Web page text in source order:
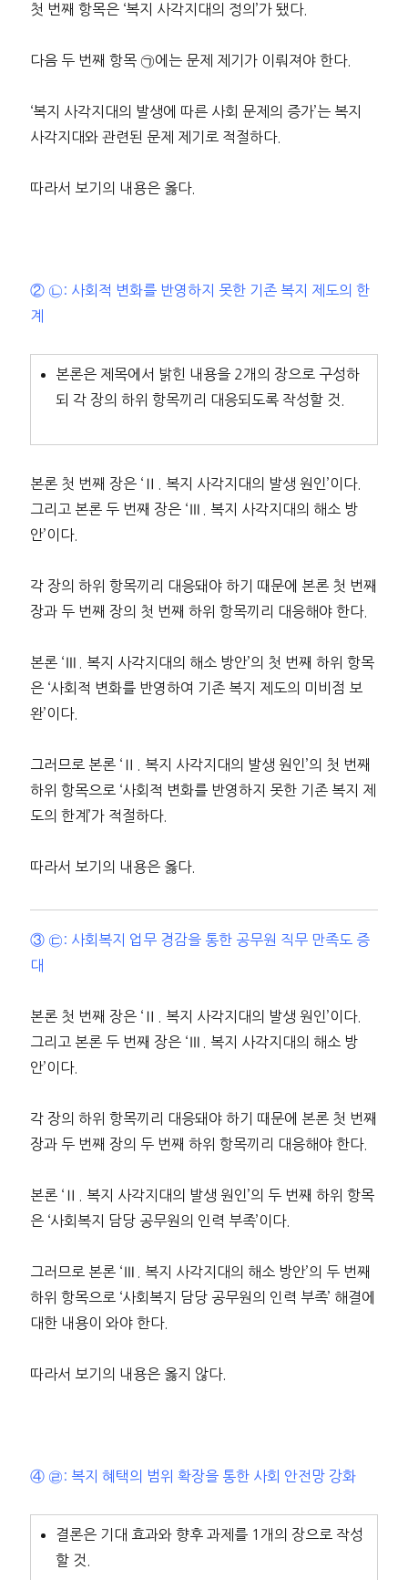
첫 번째 항목은 ‘복지 사각지대의 정의’가 됐다.
다음 두 번째 항목 ㉠에는 문제 제기가 이뤄져야 한다.
‘복지 사각지대의 발생에 따른 사회 문제의 증가’는 복지
사각지대와 관련된 문제 제기로 적절하다.
따라서 보기의 내용은 옳다.
② ㉡: 사회적 변화를 반영하지 못한 기존 복지 제도의 한
계
본론은 제목에서 밝힌 내용을 2개의 장으로 구성하
되 각 장의 하위 항목끼리 대응되도록 작성할 것.
본론 첫 번째 장은 ‘Ⅱ. 복지 사각지대의 발생 원인’이다.
그리고 본론 두 번째 장은 ‘Ⅲ. 복지 사각지대의 해소 방
안’이다.
각 장의 하위 항목끼리 대응돼야 하기 때문에 본론 첫 번째
장과 두 번째 장의 첫 번째 하위 항목끼리 대응해야 한다.
본론 ‘Ⅲ. 복지 사각지대의 해소 방안’의 첫 번째 하위 항목
은 ‘사회적 변화를 반영하여 기존 복지 제도의 미비점 보
완’이다.
그러므로 본론 ‘Ⅱ. 복지 사각지대의 발생 원인’의 첫 번째
하위 항목으로 ‘사회적 변화를 반영하지 못한 기존 복지 제
도의 한계’가 적절하다.
따라서 보기의 내용은 옳다.
③ ㉢: 사회복지 업무 경감을 통한 공무원 직무 만족도 증
대
본론 첫 번째 장은 ‘Ⅱ. 복지 사각지대의 발생 원인’이다.
그리고 본론 두 번째 장은 ‘Ⅲ. 복지 사각지대의 해소 방
안’이다.
각 장의 하위 항목끼리 대응돼야 하기 때문에 본론 첫 번째
장과 두 번째 장의 두 번째 하위 항목끼리 대응해야 한다.
본론 ‘Ⅱ. 복지 사각지대의 발생 원인’의 두 번째 하위 항목
은 ‘사회복지 담당 공무원의 인력 부족’이다.
그러므로 본론 ‘Ⅲ. 복지 사각지대의 해소 방안’의 두 번째
하위 항목으로 ‘사회복지 담당 공무원의 인력 부족’ 해결에
대한 내용이 와야 한다.
따라서 보기의 내용은 옳지 않다.
④ ㉣: 복지 혜택의 범위 확장을 통한 사회 안전망 강화
결론은 기대 효과와 향후 과제를 1개의 장으로 작성
할 것.